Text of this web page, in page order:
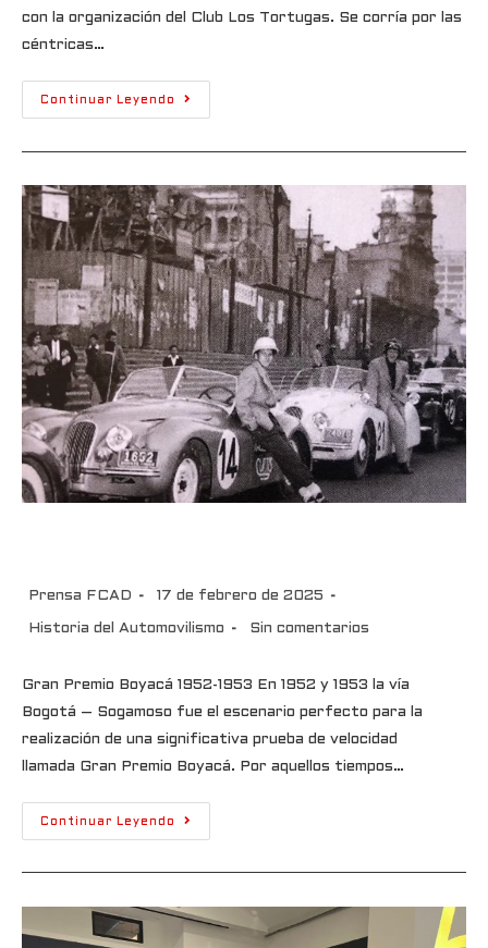
con la organización del Club Los Tortugas. Se corría por las
céntricas…
Continuar Leyendo
Prensa FCAD 17 de febrero de 2025
Historia del Automovilismo Sin comentarios
Gran Premio Boyacá 1952-1953 En 1952 y 1953 la vía
Bogotá – Sogamoso fue el escenario perfecto para la
realización de una significativa prueba de velocidad
llamada Gran Premio Boyacá. Por aquellos tiempos…
Continuar Leyendo